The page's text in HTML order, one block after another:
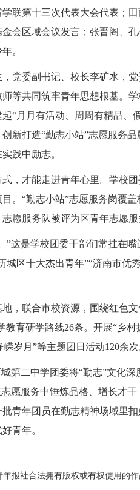
联第十三次代表大会代表；
会区域会议发言；张晋阁、
。
党委副书记、校长李矿水，
等共同筑牢青年思想根基。
“月月有活动、周周有精品、
新打造“勤志小站”志愿服务
践中励志。
，才能走进青年心里。学校
。“勤志小站”志愿服务岗覆盖
愿服务队被评为区青年志愿服
”这是学校团委干部们常挂在
区十大杰出青年”“济南市优
，联合市校资源，围绕红色
育研学路线26条。开展“乡村
岁月”等主题团日活动120余次
第二中学团委将“勤志”文化
愿服务中锤炼品格、增长才干
青年团员在勤志精神场域里
青年。
报社合法拥有版权或有权使用的